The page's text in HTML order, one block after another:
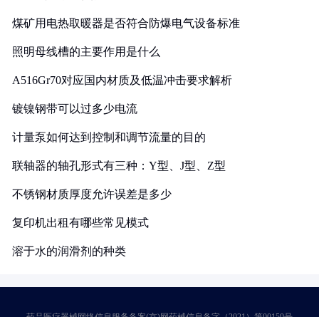
煤矿用电热取暖器是否符合防爆电气设备标准
照明母线槽的主要作用是什么
A516Gr70对应国内材质及低温冲击要求解析
镀镍钢带可以过多少电流
计量泵如何达到控制和调节流量的目的
联轴器的轴孔形式有三种：Y型、J型、Z型
不锈钢材质厚度允许误差是多少
复印机出租有哪些常见模式
溶于水的润滑剂的种类